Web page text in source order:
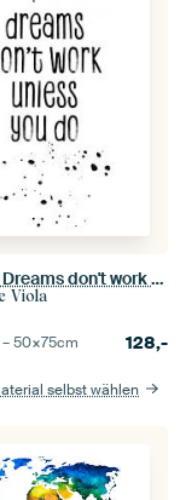
TEXT ART Dreams don't work unless you do
Viola
50×75cm 128,-
selbst wählen